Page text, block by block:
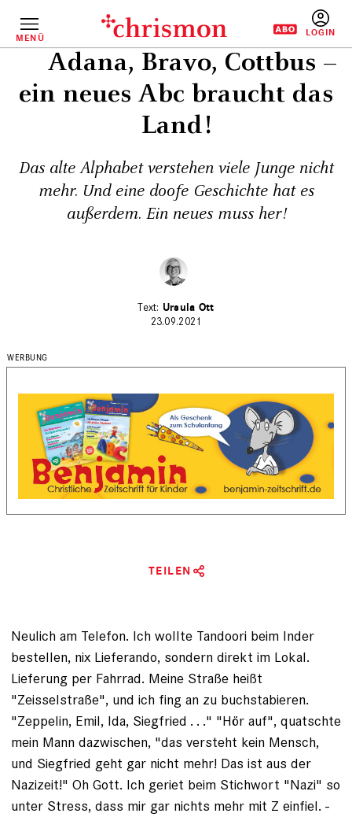
InhaltMENÜ
Adana, Bravo, Cottbus –
ein neues Abc braucht das
Land!
Das alte Alphabet verstehen viele Junge nicht
mehr. Und eine doofe Geschichte hat es
außerdem. Ein neues muss her!
Ursula Ott
23.09.2021
TEILEN
Neulich am Telefon. Ich wollte Tandoori beim Inder
bestellen, nix Lieferando, sondern direkt im Lokal.
Lieferung per Fahrrad. Meine Straße heißt
"Zeisselstraße", und ich fing an zu buchstabieren.
"Zeppelin, Emil, Ida, Siegfried . . ." "Hör auf", quatschte
mein Mann dazwischen, "das versteht kein Mensch,
und Siegfried geht gar nicht mehr! Das ist aus der
Nazizeit!" Oh Gott. Ich geriet beim Stichwort "Nazi" so
unter Stress, dass mir gar nichts mehr mit Z einfiel. ­